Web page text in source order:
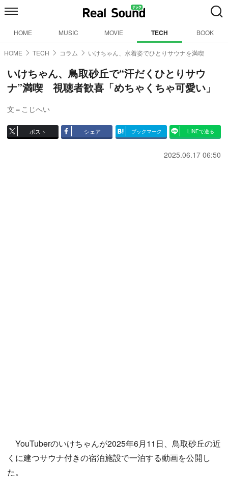
HOME MUSIC MOVIE TECH BOOK
HOME TECH コラム いけちゃん、水着姿でひとりサウナを満喫
いけちゃん、鳥取砂丘で“汗だくひとりサウ
ナ”満喫 視聴者歓喜「めちゃくちゃ可愛い」
文＝こじへい
ポスト シェア ブックマーク LINEで送る
2025.06.17 06:50
YouTuberのいけちゃんが2025年6月11日、鳥取砂丘の近
くに建つサウナ付きの宿泊施設で一泊する動画を公開し
た。